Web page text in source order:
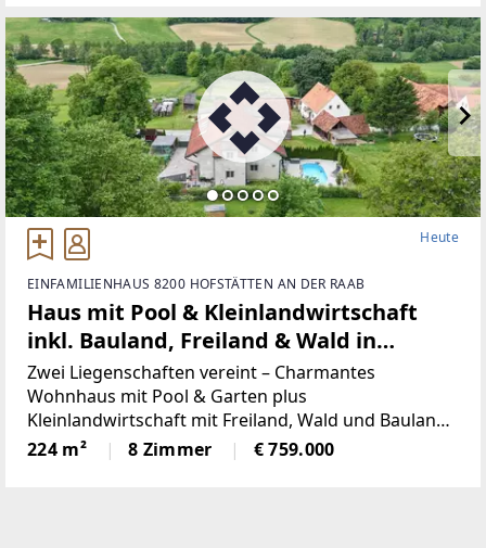
Heute
EINFAMILIENHAUS 8200 HOFSTÄTTEN AN DER RAAB
Haus mit Pool & Kleinlandwirtschaft
inkl. Bauland, Freiland & Wald in
idyllischer Lage!
Zwei Liegenschaften vereint – Charmantes
Wohnhaus mit Pool & Garten plus
Kleinlandwirtschaft mit Freiland, Wald und Bauland
in idyllischer Lage! Hier geht’s zum Objektfilm
[https://youtu.be/vSrXiORCY1g]Hier geht’s zur
224 m² 8 Zimmer € 759.000